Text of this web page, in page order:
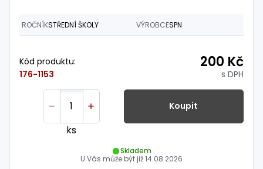
ROČNÍKSTŘEDNÍ ŠKOLY VÝROBCESPN
Kód produktu:
176-1153
200 Kč
s DPH
ks
Koupit
Skladem
U Vás může být již14.08.2026